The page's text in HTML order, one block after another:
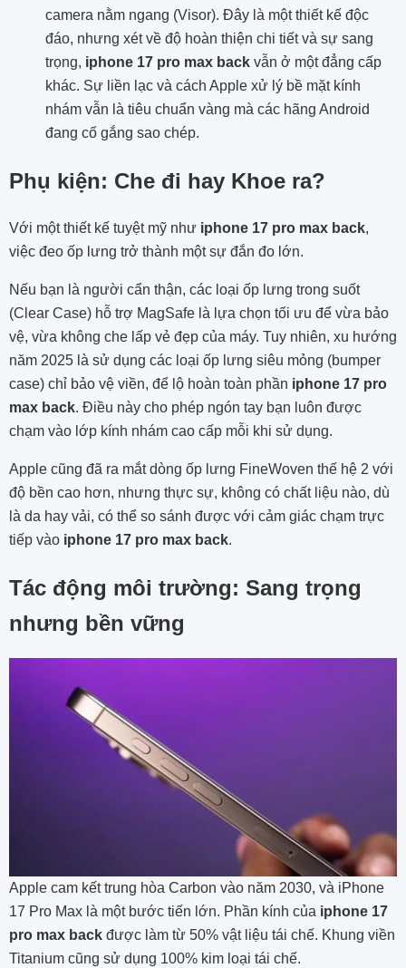
camera nằm ngang (Visor). Đây là một thiết kế độc
đáo, nhưng xét về độ hoàn thiện chi tiết và sự sang
trọng, iphone 17 pro max back vẫn ở một đẳng cấp
khác. Sự liền lạc và cách Apple xử lý bề mặt kính
nhám vẫn là tiêu chuẩn vàng mà các hãng Android
đang cố gắng sao chép.
Phụ kiện: Che đi hay Khoe ra?
Với một thiết kế tuyệt mỹ như iphone 17 pro max back,
việc đeo ốp lưng trở thành một sự đắn đo lớn.
Nếu bạn là người cẩn thận, các loại ốp lưng trong suốt
(Clear Case) hỗ trợ MagSafe là lựa chọn tối ưu để vừa bảo
vệ, vừa không che lấp vẻ đẹp của máy. Tuy nhiên, xu hướng
năm 2025 là sử dụng các loại ốp lưng siêu mỏng (bumper
case) chỉ bảo vệ viền, để lộ hoàn toàn phần iphone 17 pro
max back. Điều này cho phép ngón tay bạn luôn được
chạm vào lớp kính nhám cao cấp mỗi khi sử dụng.
Apple cũng đã ra mắt dòng ốp lưng FineWoven thế hệ 2 với
độ bền cao hơn, nhưng thực sự, không có chất liệu nào, dù
là da hay vải, có thể so sánh được với cảm giác chạm trực
tiếp vào iphone 17 pro max back.
Tác động môi trường: Sang trọng
nhưng bền vững
Apple cam kết trung hòa Carbon vào năm 2030, và iPhone
17 Pro Max là một bước tiến lớn. Phần kính của iphone 17
pro max back được làm từ 50% vật liệu tái chế. Khung viền
Titanium cũng sử dụng 100% kim loại tái chế.